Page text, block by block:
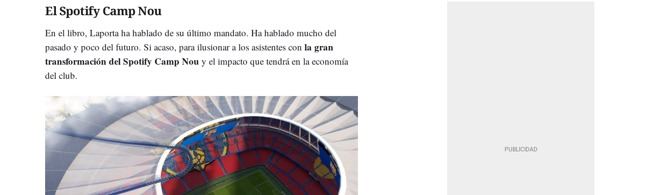
El Spotify Camp Nou
En el libro, Laporta ha hablado de su último mandato. Ha hablado mucho del
pasado y poco del futuro. Si acaso, para ilusionar a los asistentes con la gran
transformación del Spotify Camp Nou y el impacto que tendrá en la economía
del club.